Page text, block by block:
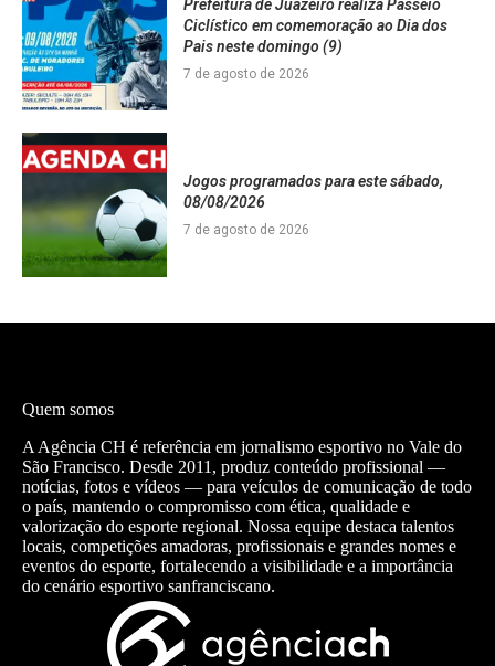
Prefeitura de Juazeiro realiza Passeio
Ciclístico em comemoração ao Dia dos
Pais neste domingo (9)
7 de agosto de 2026
Jogos programados para este sábado,
08/08/2026
7 de agosto de 2026
Quem somos
A Agência CH é referência em jornalismo esportivo no Vale do
São Francisco. Desde 2011, produz conteúdo profissional —
notícias, fotos e vídeos — para veículos de comunicação de todo
o país, mantendo o compromisso com ética, qualidade e
valorização do esporte regional. Nossa equipe destaca talentos
locais, competições amadoras, profissionais e grandes nomes e
eventos do esporte, fortalecendo a visibilidade e a importância
do cenário esportivo sanfranciscano.